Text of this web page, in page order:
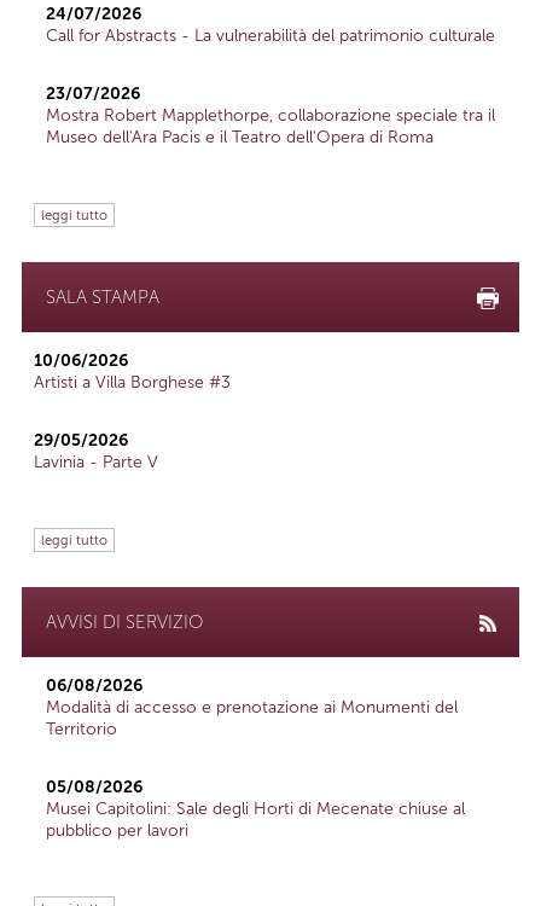
24/07/2026
Call for Abstracts - La vulnerabilità del patrimonio culturale
23/07/2026
Mostra Robert Mapplethorpe, collaborazione speciale tra il
Museo dell'Ara Pacis e il Teatro dell'Opera di Roma
leggi tutto
SALA STAMPA
10/06/2026
Artisti a Villa Borghese #3
29/05/2026
Lavinia - Parte V
leggi tutto
AVVISI DI SERVIZIO
06/08/2026
Modalità di accesso e prenotazione ai Monumenti del
Territorio
05/08/2026
Musei Capitolini: Sale degli Horti di Mecenate chiuse al
pubblico per lavori